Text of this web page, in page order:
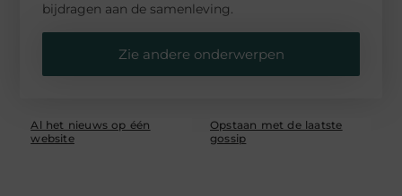
bijdragen aan de samenleving.
Zie andere onderwerpen
Al het nieuws op één
website
Opstaan met de laatste
gossip